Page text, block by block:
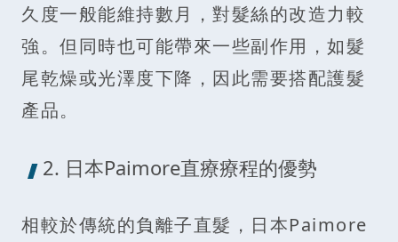
久度一般能維持數月，對髮絲的改造力較
強。但同時也可能帶來一些副作用，如髮
尾乾燥或光澤度下降，因此需要搭配護髮
產品。
2. 日本Paimore直療療程的優勢
相較於傳統的負離子直髮，日本Paimore